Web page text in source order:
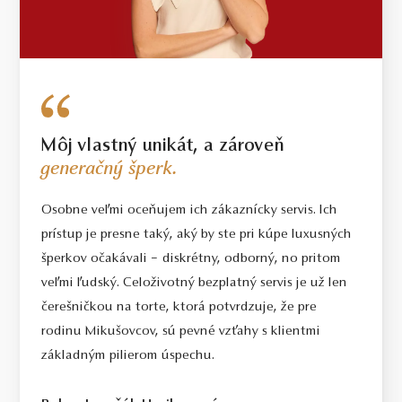
diamantoch o hmotnosti 0.30ct a vyššej bude dodržaná uvedená
alebo vyššia hmotnosť. Hmotnosť drahého kovu sa pri takýchto
šperkoch môže od uvedenej hmotnosti líšiť o 20%.
Môj vlastný unikát, a zároveň
generačný šperk.
Osobne veľmi oceňujem ich zákaznícky servis. Ich
prístup je presne taký, aký by ste pri kúpe luxusných
šperkov očakávali – diskrétny, odborný, no pritom
veľmi ľudský. Celoživotný bezplatný servis je už len
čerešničkou na torte, ktorá potvrdzuje, že pre
rodinu Mikušovcov, sú pevné vzťahy s klientmi
základným pilierom úspechu.